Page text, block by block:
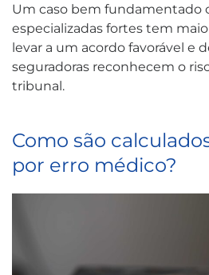
Um caso bem fundamentado
especializadas fortes tem
levar a um acordo favorável e
seguradoras reconhecem o
tribunal.
Como são
por erro médico?